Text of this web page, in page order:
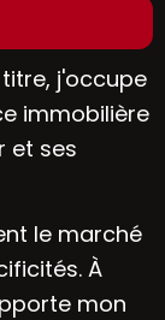
titre, j'occupe
immobilière
et ses
le marché
À
mon